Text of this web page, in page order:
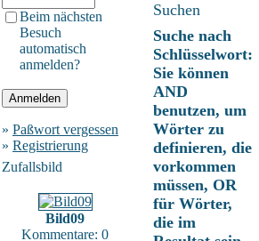
Beim nächsten
Besuch
automatisch
anmelden?
» Paßwort vergessen
» Registrierung
Zufallsbild
Bild09
Kommentare: 0
Suchen
Suche nach
Schlüsselwort:
Sie können
AND
benutzen, um
Wörter zu
definieren, die
vorkommen
müssen, OR
für Wörter,
die im